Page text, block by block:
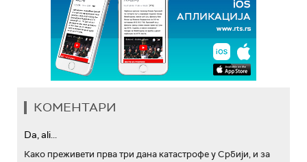
КОМЕНТАРИ
Da, ali...
Како преживети прва три дана катастрофе у Србији, и за